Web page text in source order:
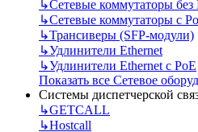
↳Сетевые коммутаторы без
↳Сетевые коммутаторы с
↳Трансиверы (SFP-модули)
↳Удлинители Ethernet
↳Удлинители Ethernet с PoE
Показать все Сетевое
Системы диспетчерской
↳GETCALL
↳Hostcall